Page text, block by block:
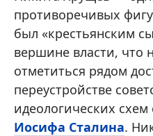
противоречивых
был «крестьянским
вершине власти, что
отметиться рядом
переустройстве
идеологических
Иосифа Сталина.